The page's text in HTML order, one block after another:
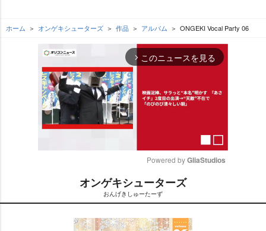
ホーム オンゲキシューターズ 作品 アルバム ONGEKI Vocal Party 06
arrow_forward_ios このニュースを見る
t
e
Powered by GliaStudios
オンゲキシューターズ
おんげきしゅーたーず